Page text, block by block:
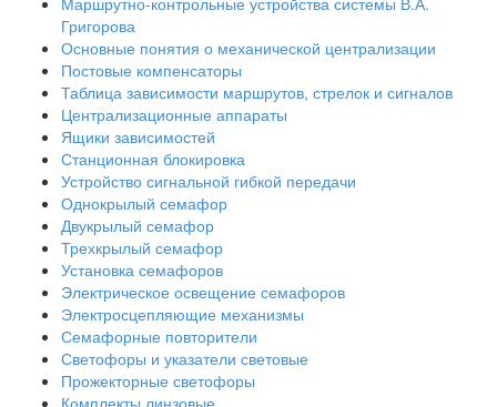
Григорова
Основные понятия о механической централизации
Постовые компенсаторы
Таблица зависимости маршрутов, стрелок и сигналов
Централизационные аппараты
Ящики зависимостей
Станционная блокировка
Устройство сигнальной гибкой передачи
Однокрылый семафор
Двукрылый семафор
Трехкрылый семафор
Установка семафоров
Электрическое освещение семафоров
Электросцепляющие механизмы
Семафорные повторители
Светофоры и указатели световые
Прожекторные светофоры
Комплекты линзовые